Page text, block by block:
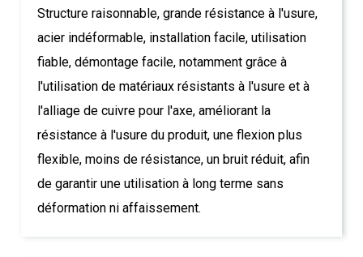
Structure raisonnable, grande résistance à l'usure,
acier indéformable, installation facile, utilisation
fiable, démontage facile, notamment grâce à
l'utilisation de matériaux résistants à l'usure et à
l'alliage de cuivre pour l'axe, améliorant la
résistance à l'usure du produit, une flexion plus
flexible, moins de résistance, un bruit réduit, afin
de garantir une utilisation à long terme sans
déformation ni affaissement.